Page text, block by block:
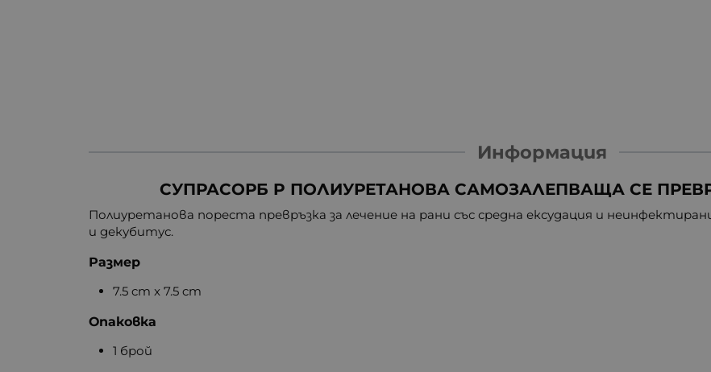
Информация
СУПРАСОРБ P ПОЛИУРЕТАНОВА САМОЗАЛЕПВАЩА СЕ
Полиуретанова пореста превръзка за лечение на рани със средна ексудация и
и декубитус.
Размер
7.5 cm x 7.5 cm
Опаковка
1 брой